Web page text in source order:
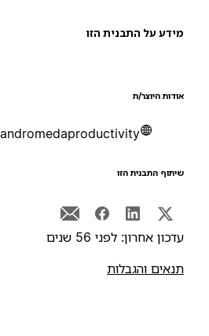
על התבנית הזו
היוצר/ת
andromedaproductivity
התבנית הזו
אחרון: לפני 56 שנים
והגבלות